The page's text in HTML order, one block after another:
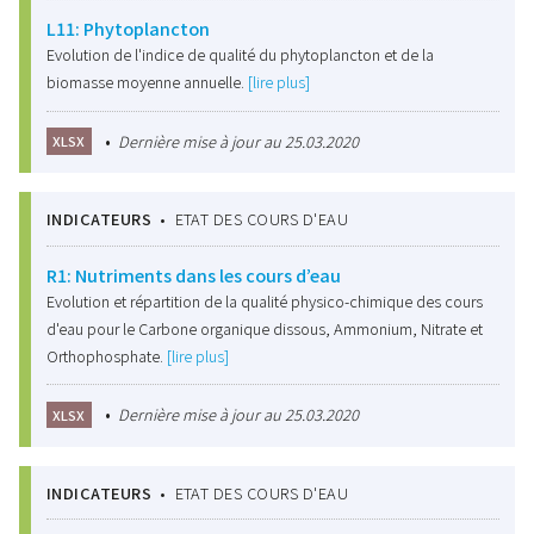
L11: Phytoplancton
Evolution de l'indice de qualité du phytoplancton et de la
biomasse moyenne annuelle. [lire plus]
XLSX • Dernière mise à jour au 25.03.2020
INDICATEURS • ETAT DES COURS D'EAU
R1: Nutriments dans les cours d’eau
Evolution et répartition de la qualité physico-chimique des cours
d'eau pour le Carbone organique dissous, Ammonium, Nitrate et
Orthophosphate. [lire plus]
XLSX • Dernière mise à jour au 25.03.2020
INDICATEURS • ETAT DES COURS D'EAU